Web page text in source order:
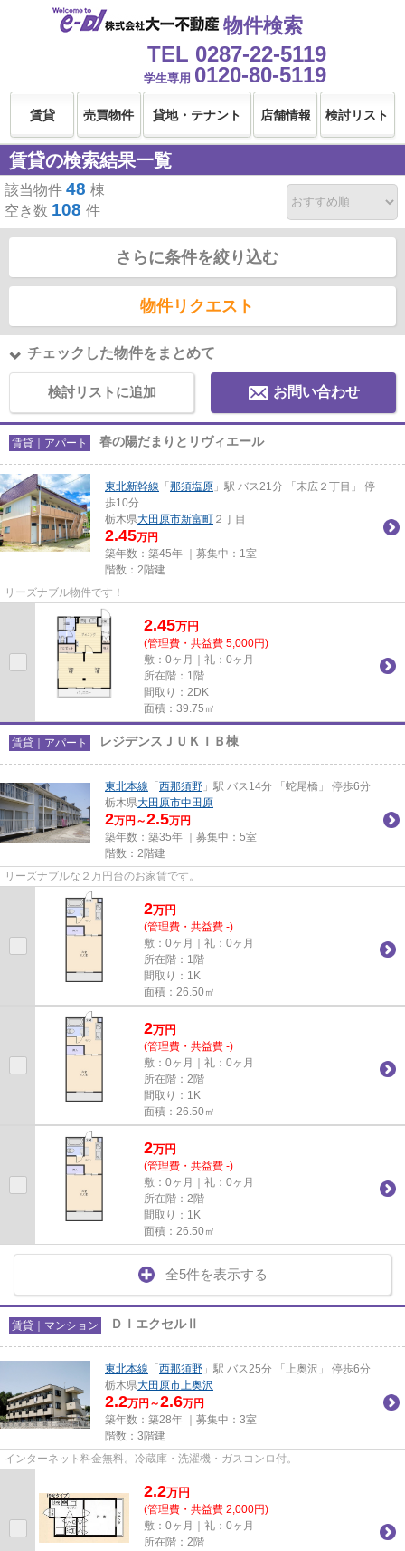
物件検索
TEL 0287-22-5119
学生専用 0120-80-5119
賃貸 売買物件 貸地・テナント 店舗情報 検討リスト
賃貸の検索結果一覧
該当物件 48 棟
空き数 108 件
さらに条件を絞り込む
物件リクエスト
チェックした物件をまとめて
検討リストに追加 お問い合わせ
賃貸｜アパート 春の陽だまりとリヴィエール
東北新幹線 「 那須塩原 」駅 バス21分 「末広２丁目」 停
歩10分
栃木県大田原市新富町 ２丁目
2.45万円
築年数：築45年 ｜募集中： 1室
階数：2階建
リーズナブル物件です！
2.45万円
(管理費・共益費 5,000円)
敷：0ヶ月｜礼：0ヶ月
所在階：1階
間取り：2DK
面積：39.75㎡
賃貸｜アパート レジデンスＪＵＫＩＢ棟
東北本線 「 西那須野 」駅 バス14分 「蛇尾橋」 停歩6分
栃木県大田原市中田原
2万円～2.5万円
築年数：築35年 ｜募集中： 5室
階数：2階建
リーズナブルな２万円台のお家賃です。
2万円
(管理費・共益費 -)
敷：0ヶ月｜礼：0ヶ月
所在階：1階
間取り：1K
面積：26.50㎡
2万円
(管理費・共益費 -)
敷：0ヶ月｜礼：0ヶ月
所在階：2階
間取り：1K
面積：26.50㎡
2万円
(管理費・共益費 -)
敷：0ヶ月｜礼：0ヶ月
所在階：2階
間取り：1K
面積：26.50㎡
全5件を表示する
賃貸｜マンション ＤＩエクセルⅡ
東北本線 「 西那須野 」駅 バス25分 「上奥沢」 停歩6分
栃木県大田原市上奥沢
2.2万円～2.6万円
築年数：築28年 ｜募集中： 3室
階数：3階建
インターネット料金無料。冷蔵庫・洗濯機・ガスコンロ付。
2.2万円
(管理費・共益費 2,000円)
敷：0ヶ月｜礼：0ヶ月
所在階：2階